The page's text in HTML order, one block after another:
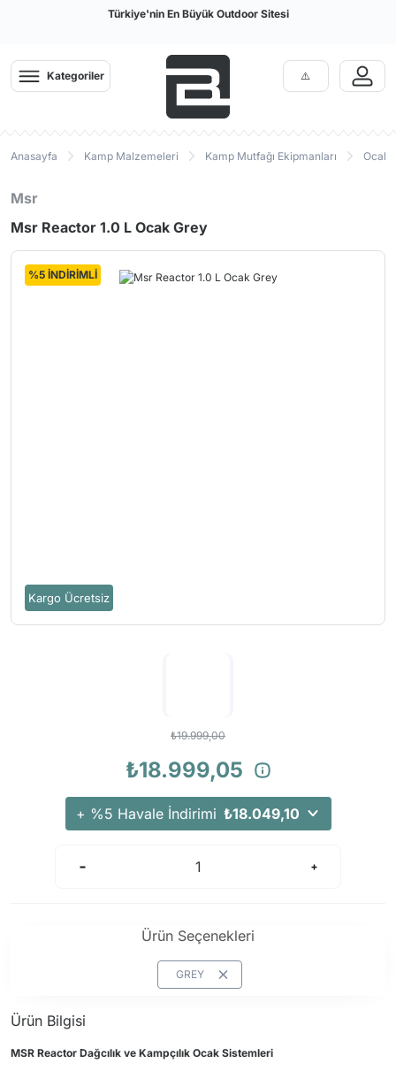
Türkiye'nin En Büyük Outdoor Sitesi
Kategoriler
Anasayfa Kamp Malzemeleri Kamp Mutfağı Ekipmanları Ocak
Msr
Msr Reactor 1.0 L Ocak Grey
Kargo Ücretsiz
%5 İNDİRİMLİ
₺19.999,00
₺18.999,05
+ %5 Havale İndirimi ₺18.049,10
Ürün Seçenekleri
GREY
Ürün Bilgisi
MSR Reactor Dağcılık ve Kampçılık Ocak Sistemleri